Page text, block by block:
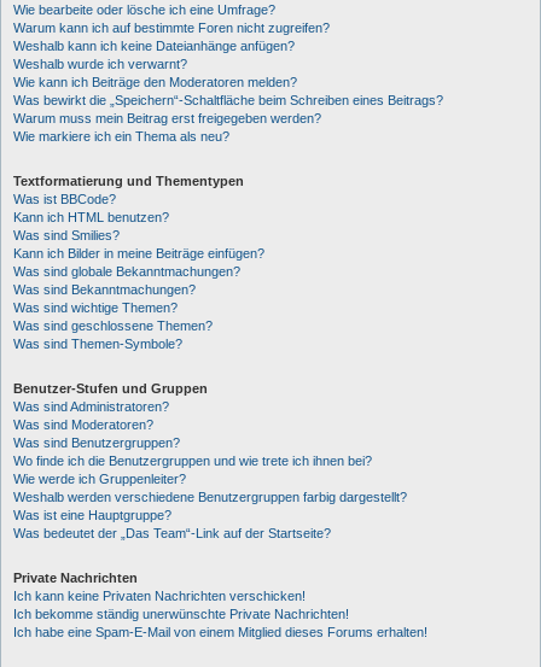
Wie bearbeite oder lösche ich eine Umfrage?
Warum kann ich auf bestimmte Foren nicht zugreifen?
Weshalb kann ich keine Dateianhänge anfügen?
Weshalb wurde ich verwarnt?
Wie kann ich Beiträge den Moderatoren melden?
Was bewirkt die „Speichern“-Schaltfläche beim Schreiben eines Beitrags?
Warum muss mein Beitrag erst freigegeben werden?
Wie markiere ich ein Thema als neu?
Textformatierung und Thementypen
Was ist BBCode?
Kann ich HTML benutzen?
Was sind Smilies?
Kann ich Bilder in meine Beiträge einfügen?
Was sind globale Bekanntmachungen?
Was sind Bekanntmachungen?
Was sind wichtige Themen?
Was sind geschlossene Themen?
Was sind Themen-Symbole?
Benutzer-Stufen und Gruppen
Was sind Administratoren?
Was sind Moderatoren?
Was sind Benutzergruppen?
Wo finde ich die Benutzergruppen und wie trete ich ihnen bei?
Wie werde ich Gruppenleiter?
Weshalb werden verschiedene Benutzergruppen farbig dargestellt?
Was ist eine Hauptgruppe?
Was bedeutet der „Das Team“-Link auf der Startseite?
Private Nachrichten
Ich kann keine Privaten Nachrichten verschicken!
Ich bekomme ständig unerwünschte Private Nachrichten!
Ich habe eine Spam-E-Mail von einem Mitglied dieses Forums erhalten!